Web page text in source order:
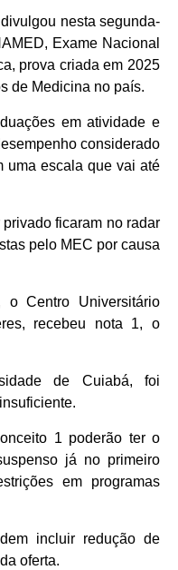
nesta segunda-
Exame Nacional
prova criada em 2025
de Medicina no país.
em atividade e
considerado
uma escala que vai até
ficaram no radar
pelo MEC por causa
o Centro Universitário
recebeu nota 1, o
de Cuiabá, foi
1 poderão ter o
já no primeiro
em programas
incluir redução de
oferta.